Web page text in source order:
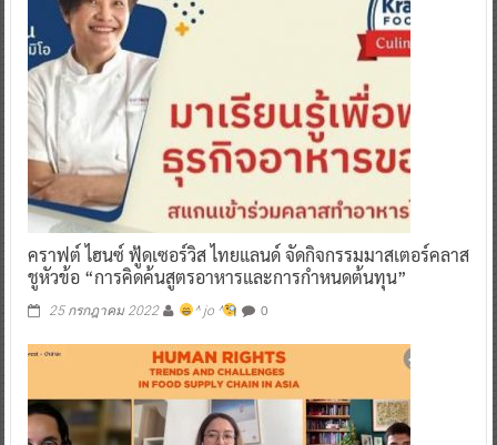
คราฟต์ ไฮนซ์ ฟู้ดเซอร์วิส ไทยแลนด์ จัดกิจกรรมมาสเตอร์คลาส
ชูหัวข้อ “การคิดค้นสูตรอาหารและการกำหนดต้นทุน”
25 กรกฎาคม 2022 ^ jo ^ 0